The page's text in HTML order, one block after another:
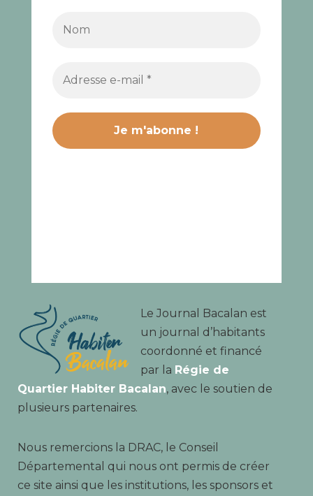
Le Journal Bacalan est
un journal d’habitants
coordonné et financé
par la Régie de
Quartier Habiter Bacalan, avec le soutien de
plusieurs partenaires.
Nous remercions la DRAC, le Conseil
Départemental qui nous ont permis de créer
ce site ainsi que les institutions, les sponsors et